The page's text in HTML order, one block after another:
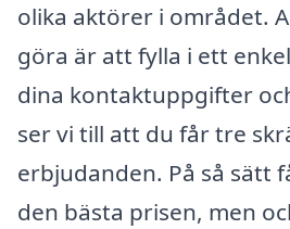
olika aktörer i området.
göra är att fylla i ett
dina kontaktuppgifter
ser vi till att du får tre
erbjudanden. På så sätt
den bästa prisen, men